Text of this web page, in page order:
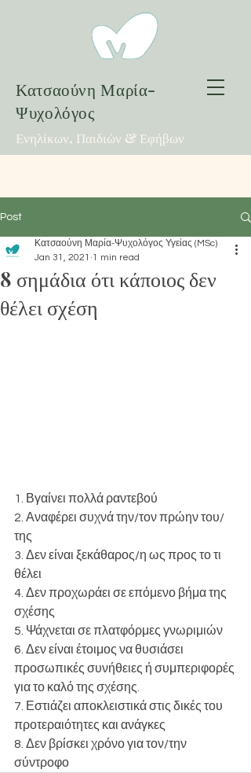
Κατσαούνη Μαρία-
Ψυχολόγος
Ενηλίκων, Παιδιών & Εφήβων
Post
8 σημάδια ότι κάποιος δεν
θέλει σχέση
Κατσαούνη Μαρία-Ψυχολόγος Υγείας (MSc)
Jan 31, 2021 1 min read
1. Βγαίνει πολλά ραντεβού
2. Αναφέρει συχνά την/τον πρώην του/
της
3. Δεν είναι ξεκάθαρος/η ως προς το τι
θέλει
4. Δεν προχωράει σε επόμενο βήμα της
σχέσης
5. Ψάχνεται σε πλατφόρμες γνωριμιών
6. Δεν είναι έτοιμος να θυσιάσει
προσωπικές συνήθειες ή συμπεριφορές
για το καλό της σχέσης.
7. Εστιάζει αποκλειστικά στις δικές του
προτεραιότητες και ανάγκες
8. Δεν βρίσκει χρόνο για τον/την
σύντροφο